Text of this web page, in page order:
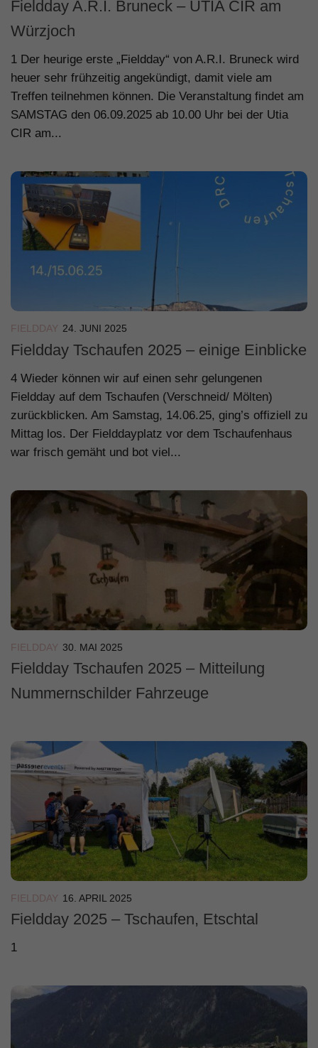
Fieldday A.R.I. Bruneck – UTIA CIR am
Würzjoch
1 Der heurige erste „Fieldday“ von A.R.I. Bruneck wird
heuer sehr frühzeitig angekündigt, damit viele am
Treffen teilnehmen können. Die Veranstaltung findet am
SAMSTAG den 06.09.2025 ab 10.00 Uhr bei der Utia
CIR am...
FIELDDAY 24. JUNI 2025
Fieldday Tschaufen 2025 – einige Einblicke
4 Wieder können wir auf einen sehr gelungenen
Fieldday auf dem Tschaufen (Verschneid/ Mölten)
zurückblicken. Am Samstag, 14.06.25, ging’s offiziell zu
Mittag los. Der Fielddayplatz vor dem Tschaufenhaus
war frisch gemäht und bot viel...
FIELDDAY 30. MAI 2025
Fieldday Tschaufen 2025 – Mitteilung
Nummernschilder Fahrzeuge
FIELDDAY 16. APRIL 2025
Fieldday 2025 – Tschaufen, Etschtal
1